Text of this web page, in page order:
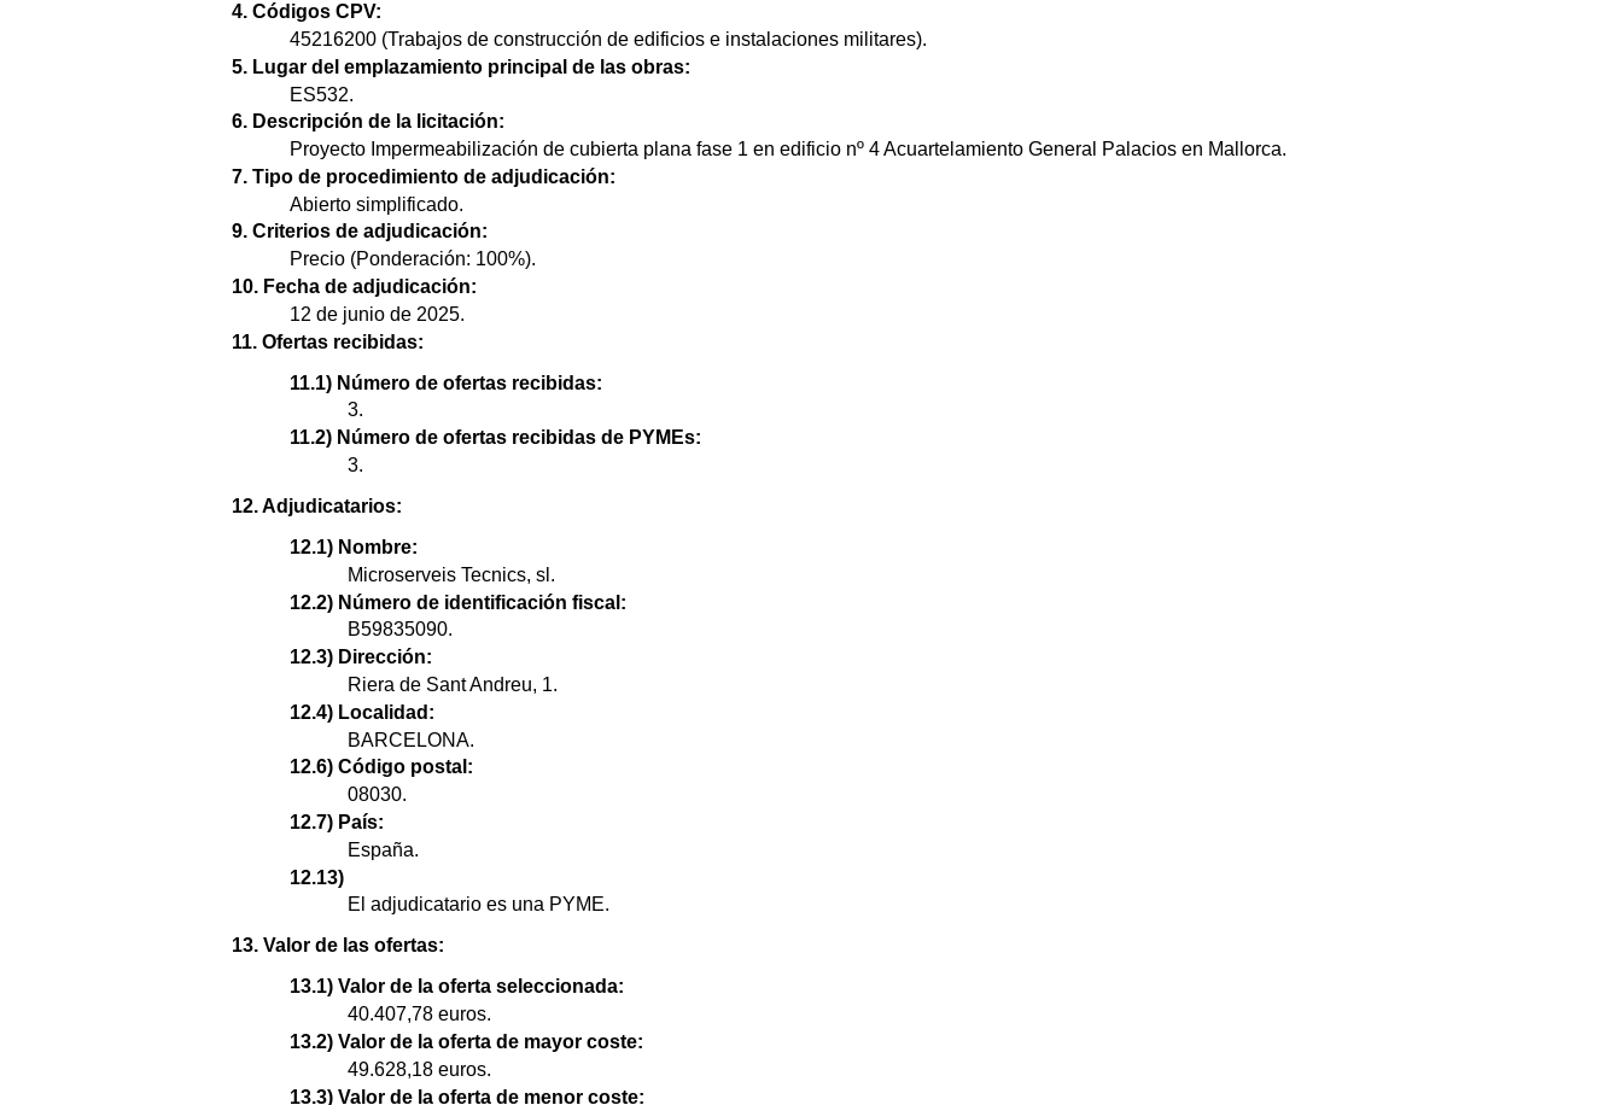
4. Códigos CPV:
45216200 (Trabajos de construcción de edificios e instalaciones militares).
5. Lugar del emplazamiento principal de las obras:
ES532.
6. Descripción de la licitación:
Proyecto Impermeabilización de cubierta plana fase 1 en edificio nº 4 Acuartelamiento General Palacios en Mallorca.
7. Tipo de procedimiento de adjudicación:
Abierto simplificado.
9. Criterios de adjudicación:
Precio (Ponderación: 100%).
10. Fecha de adjudicación:
12 de junio de 2025.
11. Ofertas recibidas:
11.1) Número de ofertas recibidas:
3.
11.2) Número de ofertas recibidas de PYMEs:
3.
12. Adjudicatarios:
12.1) Nombre:
Microserveis Tecnics, sl.
12.2) Número de identificación fiscal:
B59835090.
12.3) Dirección:
Riera de Sant Andreu, 1.
12.4) Localidad:
BARCELONA.
12.6) Código postal:
08030.
12.7) País:
España.
12.13)
El adjudicatario es una PYME.
13. Valor de las ofertas:
13.1) Valor de la oferta seleccionada:
40.407,78 euros.
13.2) Valor de la oferta de mayor coste:
49.628,18 euros.
13.3) Valor de la oferta de menor coste: